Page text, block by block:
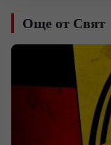
Още от Свят